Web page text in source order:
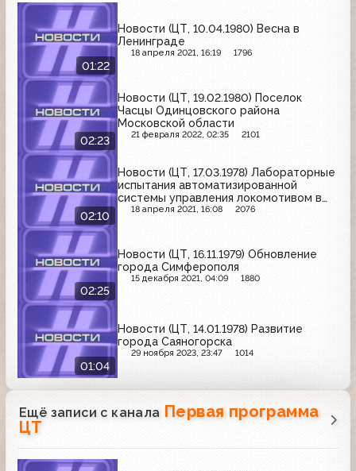
01:22
Новости (ЦТ, 10.04.1980) Весна в
Ленинграде
18 апреля 2021, 16:19 1796
02:23
Новости (ЦТ, 19.02.1980) Поселок
Часцы Одинцовского района
Московской области
21 февраля 2022, 02:35 2101
02:10
Новости (ЦТ, 17.03.1978) Лабораторные
испытания автоматизированной
системы управления локомотивом в
МИИТе
18 апреля 2021, 16:08 2076
02:25
Новости (ЦТ, 16.11.1979) Обновление
города Симферополя
15 декабря 2021, 04:09 1880
01:04
Новости (ЦТ, 14.01.1978) Развитие
города Саяногорска
29 ноября 2023, 23:47 1014
Ещё записи с канала Первая программа
ЦТ